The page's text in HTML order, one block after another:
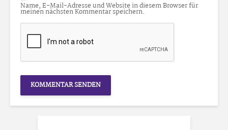
Name, E-Mail-Adresse und Website in diesem Browser für
meinen nächsten Kommentar speichern.